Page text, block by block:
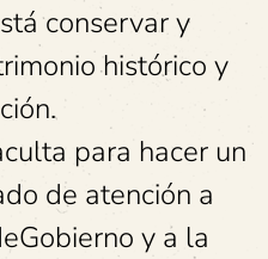
conservar y
histórico y
para hacer un
de atención a
y a la